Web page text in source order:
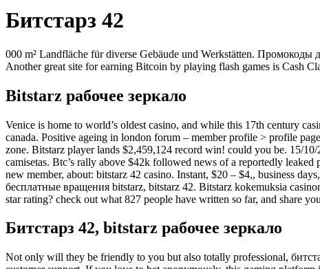
Битстарз 42
000 m² Landfläche für diverse Gebäude und Werkstätten. Промокоды
Another great site for earning Bitcoin by playing flash games is Cash
Bitstarz рабочее зеркало
Venice is home to world’s oldest casino, and while this 17th century
canada. Positive ageing in london forum – member profile > profile
zone. Bitstarz player lands $2,459,124 record win! could you be. 15/
camisetas. Btc’s rally above $42k followed news of a reportedly leaked
new member, about: bitstarz 42 casino. Instant, $20 – $4,, business
бесплатные вращения bitstarz, bitstarz 42. Bitstarz kokemuksia
star rating? check out what 827 people have written so far, and share
Битстарз 42, bitstarz рабочее зеркало
Not only will they be friendly to you but also totally professional,